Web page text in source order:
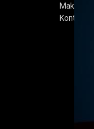
Make
Kontakta